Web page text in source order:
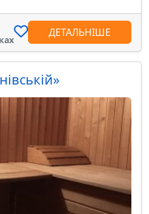
ДЕТАЛЬНІШЕ